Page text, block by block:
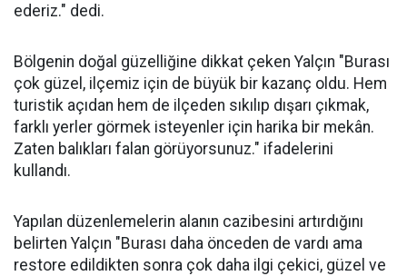
ederiz." dedi.
Bölgenin doğal güzelliğine dikkat çeken Yalçın "Burası
çok güzel, ilçemiz için de büyük bir kazanç oldu. Hem
turistik açıdan hem de ilçeden sıkılıp dışarı çıkmak,
farklı yerler görmek isteyenler için harika bir mekân.
Zaten balıkları falan görüyorsunuz." ifadelerini
kullandı.
Yapılan düzenlemelerin alanın cazibesini artırdığını
belirten Yalçın "Burası daha önceden de vardı ama
restore edildikten sonra çok daha ilgi çekici, güzel ve